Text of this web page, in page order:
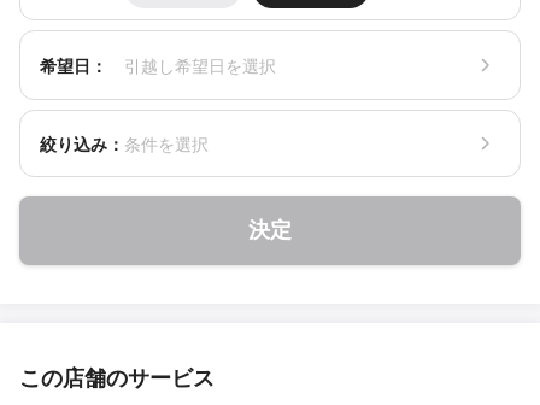
希望日： 引越し希望日を選択
絞り込み： 条件を選択
決定
この店舗のサービス